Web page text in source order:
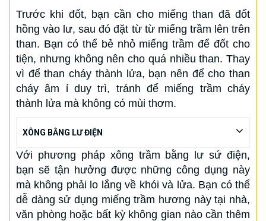
Trước khi đốt, bạn cần cho miếng than đã đốt
hồng vào lư, sau đó đặt từ từ miếng trầm lên trên
than. Bạn có thể bẻ nhỏ miếng trầm để đốt cho
tiện, nhưng không nên cho quá nhiều than. Thay
vì để than cháy thành lửa, bạn nên để cho than
cháy âm ỉ duy trì, tránh để miếng trầm cháy
thành lửa mà không có mùi thơm.
XÔNG BẰNG LƯ ĐIỆN
Với phương pháp xông trầm bằng lư sứ điện,
bạn sẽ tận hưởng được những công dụng này
mà không phải lo lắng về khói và lửa. Bạn có thể
dễ dàng sử dụng miếng trầm hương này tại nhà,
văn phòng hoặc bất kỳ không gian nào cần thêm